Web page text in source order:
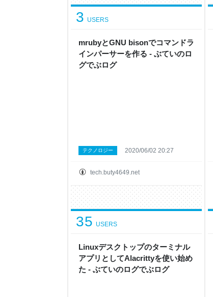
mrubyとGNU bisonでコマンドラ
インパーサーを作る - ぶていのロ
グでぶログ
3 USERS
tech.buty4649.net
テクノロジー 2020/06/02 20:27
Linuxデスクトップのターミナル
アプリとしてAlacrittyを使い始め
た - ぶていのログでぶログ
35 USERS